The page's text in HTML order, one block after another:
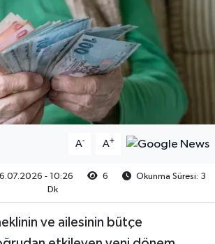
A- A+
- 10:26 6
Okunma Süresi: 3
Dk
ve ailesinin bütçe